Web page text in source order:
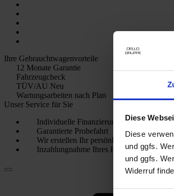
Diese
Diese
und ggfs.
und ggfs.
Widerruf
Ihre Gebrauchtwagenvorteile
12 Monate Garantie
Fahrzeugcheck
TÜV/AU Neu
Wartungsarbeiten nach Plan
Unser Service für Sie
Individuelle Finanzierungs- und
Garantierte Probefahrt
Wir erstellen Ihr persönliches Kfz-
Inzahlungnahme Ihres Fahrzeugs